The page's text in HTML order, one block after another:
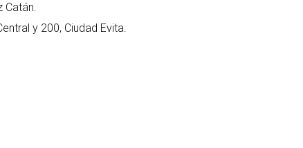
Catán.
y 200, Ciudad Evita.